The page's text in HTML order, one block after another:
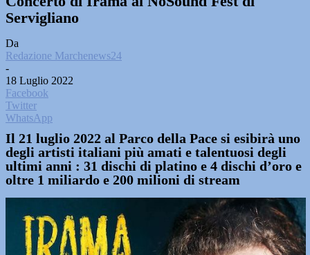
Servigliano
Da
Redazione Marchenews24
-
18 Luglio 2022
Facebook
Twitter
WhatsApp
Il 21 luglio 2022 al Parco della Pace si esibirà uno
degli artisti italiani più amati e talentuosi degli
ultimi anni : 31 dischi di platino e 4 dischi d’oro e
oltre 1 miliardo e 200 milioni di stream